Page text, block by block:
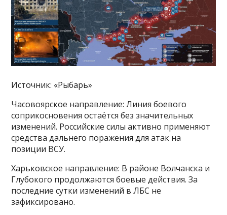
Источник: «Рыбарь»
Часовоярское направление: Линия боевого
соприкосновения остаётся без значительных
изменений. Российские силы активно применяют
средства дальнего поражения для атак на
позиции ВСУ.
Харьковское направление: В районе Волчанска и
Глубокого продолжаются боевые действия. За
последние сутки изменений в ЛБС не
зафиксировано.